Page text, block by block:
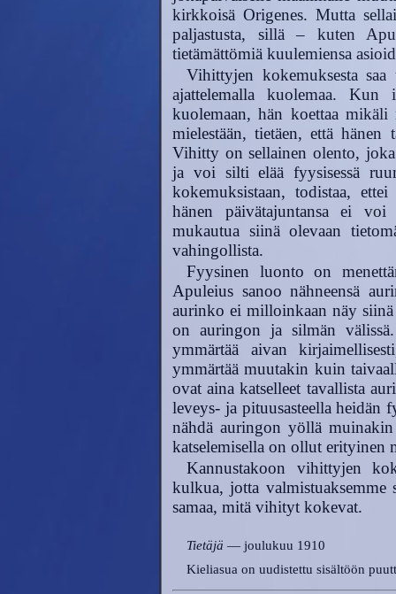
kirkkoisä Origenes. Mutta
paljastusta, sillä – kuten
tietämättömiä kuulemiensa
Vihittyjen kokemuksesta
ajattelemalla kuolemaa. Kun
kuolemaan, hän koettaa
mielestään, tietäen, että
Vihitty on sellainen olento,
ja voi silti elää fyysisessä
kokemuksistaan, todistaa,
hänen päivätajuntansa ei
mukautua siinä olevaan
vahingollista.
Fyysinen luonto on
Apuleius sanoo nähneensä
aurinko ei milloinkaan näy siinä
on auringon ja silmän
ymmärtää aivan
ymmärtää muutakin kuin
ovat aina katselleet tavallista
leveys- ja pituusasteella
nähdä auringon yöllä
katselemisella on ollut erityinen
Kannustakoon vihittyjen
kulkua, jotta valmistuaksemme
samaa, mitä vihityt kokevat.
Tietäjä — joulukuu 1910
Kieliasua on uudistettu sisältöön